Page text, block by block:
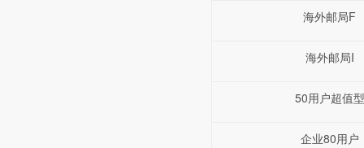
海外邮局F
海外邮局I
50用户超值型
企业80用户